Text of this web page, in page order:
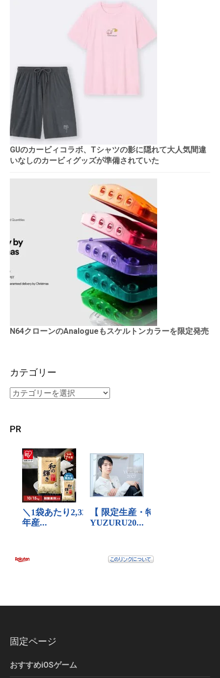
GUのカービィコラボ、Tシャツの影に隠れて大人気間違
いなしのカービィグッズが準備されていた
N64クローンのAnalogueもスケルトンカラーを限定発売
カテゴリー
PR
固定ページ
おすすめiOSゲーム